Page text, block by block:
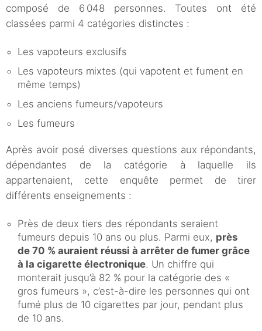
composé de 6 048 personnes. Toutes ont été
classées parmi 4 catégories distinctes :
Les vapoteurs exclusifs
Les vapoteurs mixtes (qui vapotent et fument en
même temps)
Les anciens fumeurs/vapoteurs
Les fumeurs
Après avoir posé diverses questions aux répondants,
dépendantes de la catégorie à laquelle ils
appartenaient, cette enquête permet de tirer
différents enseignements :
Près de deux tiers des répondants seraient
fumeurs depuis 10 ans ou plus. Parmi eux, près
de 70 % auraient réussi à arrêter de fumer grâce
à la cigarette électronique. Un chiffre qui
monterait jusqu’à 82 % pour la catégorie des «
gros fumeurs », c’est-à-dire les personnes qui ont
fumé plus de 10 cigarettes par jour, pendant plus
de 10 ans.